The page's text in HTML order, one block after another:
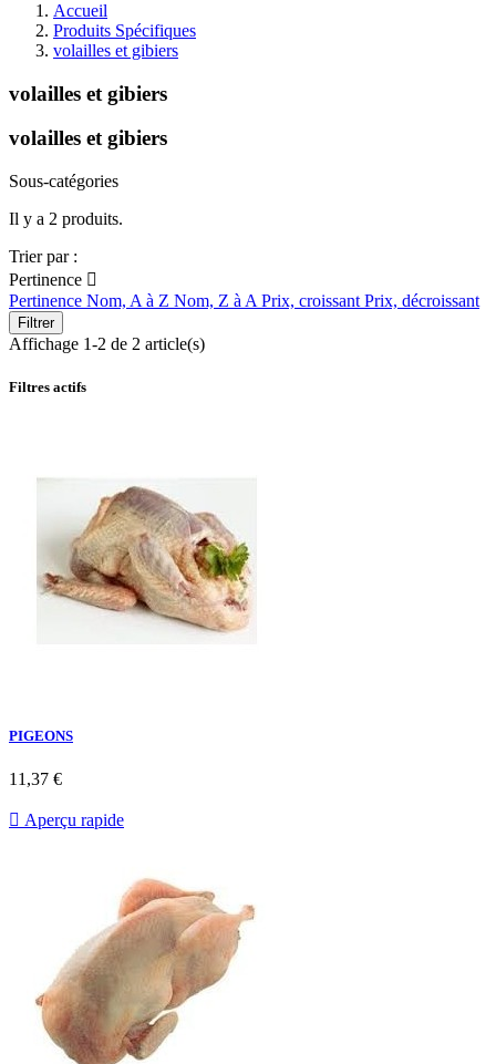
Accueil
Produits Spécifiques
volailles et gibiers
volailles et gibiers
volailles et gibiers
Sous-catégories
Il y a 2 produits.
Trier par :
Pertinence 
Pertinence Nom, A à Z Nom, Z à A Prix, croissant Prix, décroissant
Filtrer
Affichage 1-2 de 2 article(s)
Filtres actifs
PIGEONS
11,37 €
 Aperçu rapide